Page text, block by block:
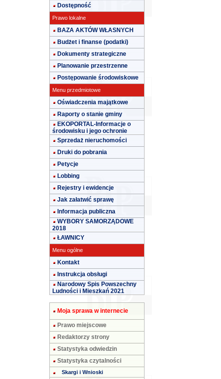
Dostępność
Prawo lokalne
BAZA AKTÓW WŁASNYCH
Budżet i finanse (podatki)
Dokumenty strategiczne
Planowanie przestrzenne
Postępowanie środowiskowe
Menu przedmiotowe
Oświadczenia majątkowe
Raporty o stanie gminy
EKOPORTAL-Informacje o
środowisku i jego ochronie
Sprzedaż nieruchomości
Druki do pobrania
Petycje
Lobbing
Rejestry i ewidencje
Jak załatwić sprawę
Informacja publiczna
WYBORY SAMORZĄDOWE
2018
ŁAWNICY
Menu ogólne
Kontakt
Instrukcja obsługi
Narodowy Spis Powszechny
Ludności i Mieszkań 2021
Moja sprawa w internecie
Prawo miejscowe
Redaktorzy strony
Statystyka odwiedzin
Statystyka czytalności
Skargi i Wnioski